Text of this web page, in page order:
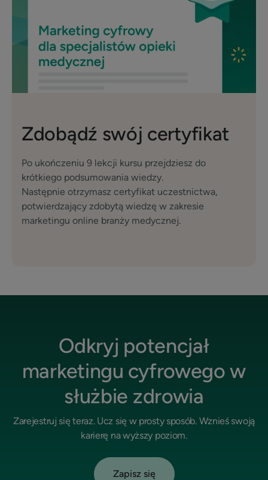
Zdobądź swój certyfikat
Po ukończeniu 9 lekcji kursu przejdziesz do
krótkiego podsumowania wiedzy.
Następnie otrzymasz certyfikat uczestnictwa,
potwierdzający zdobytą wiedzę w zakresie
marketingu online branży medycznej.
Odkryj potencjał
marketingu cyfrowego w
służbie zdrowia
Zarejestruj się teraz. Ucz się w prosty sposób. Wznieś swoją
karierę na wyższy poziom.
Zapisz się